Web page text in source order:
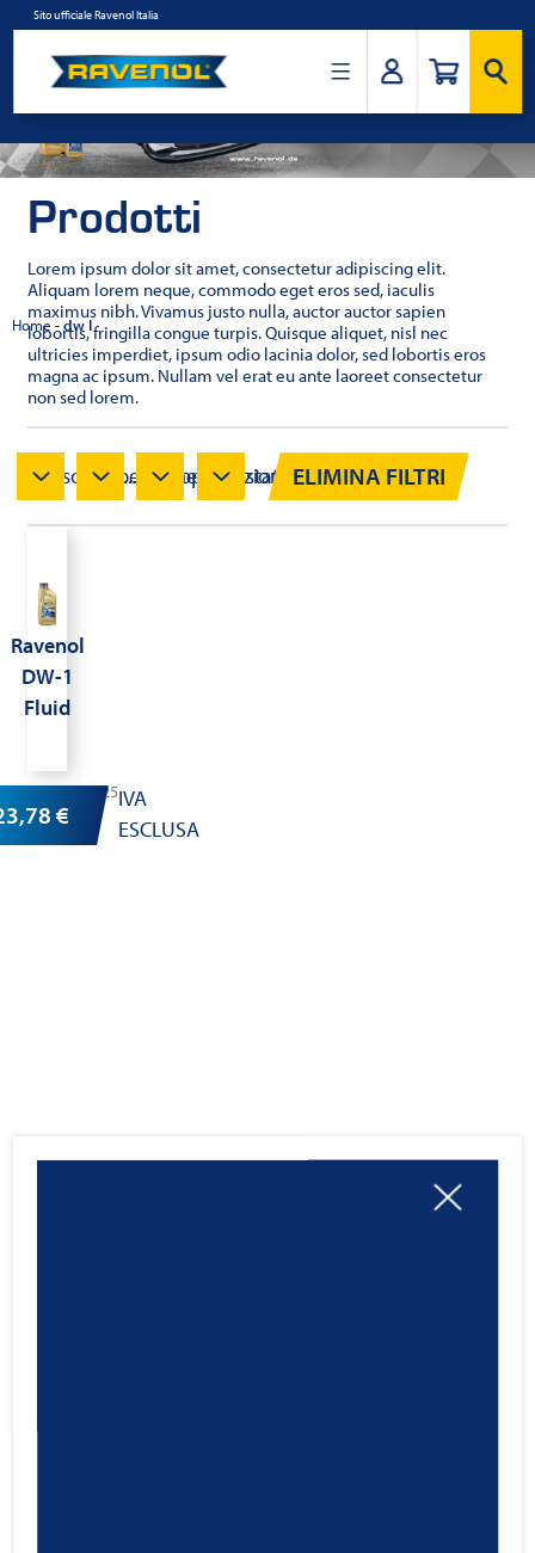
Salta
contenuto
Sito ufficiale Ravenol Italia
Ravenol
Home -dw I
Prodotti
Lorem ipsum dolor sit amet, consectetur adipiscing elit.
Aliquam lorem neque, commodo eget eros sed, iaculis
maximus nibh. Vivamus justo nulla, auctor auctor sapien
lobortis, fringilla congue turpis. Quisque aliquet, nisl nec
ultricies imperdiet, ipsum odio lacinia dolor, sed lobortis eros
magna ac ipsum. Nullam vel erat eu ante laoreet consectetur
non sed lorem.
Viscosità...Specifiche...Approvazioni...
Testato...ELIMINA FILTRI
Ravenol
DW-1
Fluid
Cod.1211125
€
IVA
ESCLUSA